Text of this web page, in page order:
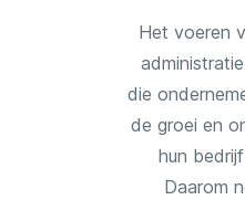
Het voeren
die
de groei en
hun
Daarom